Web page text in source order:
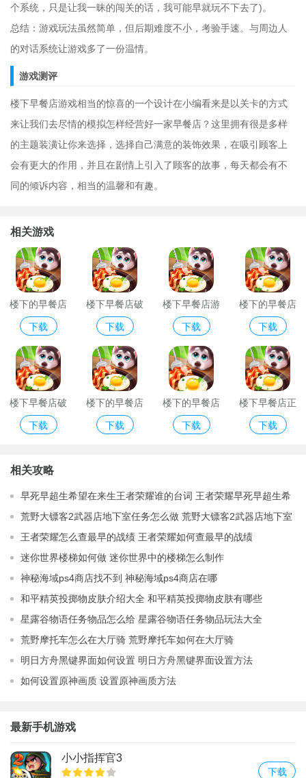
个系统，只是让我一昧的闯关的话，我可能早就玩不下去了)。
总结：游戏玩法虽然简单，但后期难度不小，考验手速。与周边人
的对话系统让游戏多了一份温情。
游戏测评
楼下早餐店游戏相当的惊喜的一个设计在小编看来是以关卡的方式
来让我们去尽情的模拟怎样经营好一家早餐店？这里拥有很是多样
的主题装潢让你来选择，选择自己满意的装饰效果，在吸引顾客上
会有更大的作用，并且在剧情上引入了顾客的故事，每天都会有不
同的倾诉内容，相当的温馨和有趣。
相关游戏
楼下的早餐店
下载
楼下早餐店破
解版2022
下载
楼下早餐店游
戏最新版
下载
楼下的早餐店
最新版本
下载
楼下早餐店破
解版
下载
楼下的早餐店
安卓版
下载
楼下的早餐店
游戏最新版
下载
楼下早餐店正
版
下载
相关攻略
早死早超生希望在来生王者荣耀谁的台词 王者荣耀早死早超生希
望在来生谁说的
荒野大镖客2武器店地下室任务怎么做 荒野大镖客2武器店地下室
任务攻略
王者荣耀怎么查最早的战绩 王者荣耀如何查最早的战绩
迷你世界楼梯如何做 迷你世界中的楼梯怎么制作
神秘海域ps4商店找不到 神秘海域ps4商店在哪
和平精英投掷物皮肤介绍大全 和平精英投掷物皮肤有哪些
星露谷物语任务物品怎么给 星露谷物语任务物品玩法大全
荒野摩托车怎么在大厅骑 荒野摩托车如何在大厅骑
明日方舟黑键界面如何设置 明日方舟黑键界面设置方法
如何设置原神画质 设置原神画质方法
最新手机游戏
小小指挥官3
下载